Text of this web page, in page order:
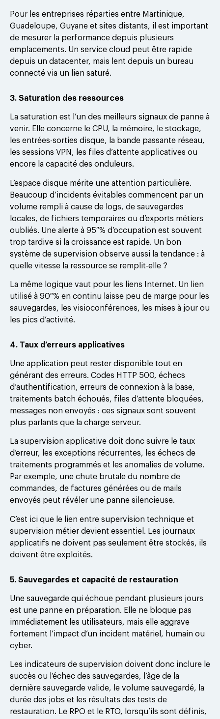
Pour les entreprises réparties entre Martinique,
Guadeloupe, Guyane et sites distants, il est important
de mesurer la performance depuis plusieurs
emplacements. Un service cloud peut être rapide
depuis un datacenter, mais lent depuis un bureau
connecté via un lien saturé.
3. Saturation des ressources
La saturation est l’un des meilleurs signaux de panne à
venir. Elle concerne le CPU, la mémoire, le stockage,
les entrées-sorties disque, la bande passante réseau,
les sessions VPN, les files d’attente applicatives ou
encore la capacité des onduleurs.
L’espace disque mérite une attention particulière.
Beaucoup d’incidents évitables commencent par un
volume rempli à cause de logs, de sauvegardes
locales, de fichiers temporaires ou d’exports métiers
oubliés. Une alerte à 95 % d’occupation est souvent
trop tardive si la croissance est rapide. Un bon
système de supervision observe aussi la tendance : à
quelle vitesse la ressource se remplit-elle ?
La même logique vaut pour les liens Internet. Un lien
utilisé à 90 % en continu laisse peu de marge pour les
sauvegardes, les visioconférences, les mises à jour ou
les pics d’activité.
4. Taux d’erreurs applicatives
Une application peut rester disponible tout en
générant des erreurs. Codes HTTP 500, échecs
d’authentification, erreurs de connexion à la base,
traitements batch échoués, files d’attente bloquées,
messages non envoyés : ces signaux sont souvent
plus parlants que la charge serveur.
La supervision applicative doit donc suivre le taux
d’erreur, les exceptions récurrentes, les échecs de
traitements programmés et les anomalies de volume.
Par exemple, une chute brutale du nombre de
commandes, de factures générées ou de mails
envoyés peut révéler une panne silencieuse.
C’est ici que le lien entre supervision technique et
supervision métier devient essentiel. Les journaux
applicatifs ne doivent pas seulement être stockés, ils
doivent être exploités.
5. Sauvegardes et capacité de restauration
Une sauvegarde qui échoue pendant plusieurs jours
est une panne en préparation. Elle ne bloque pas
immédiatement les utilisateurs, mais elle aggrave
fortement l’impact d’un incident matériel, humain ou
cyber.
Les indicateurs de supervision doivent donc inclure le
succès ou l’échec des sauvegardes, l’âge de la
dernière sauvegarde valide, le volume sauvegardé, la
durée des jobs et les résultats des tests de
restauration. Le RPO et le RTO, lorsqu’ils sont définis,